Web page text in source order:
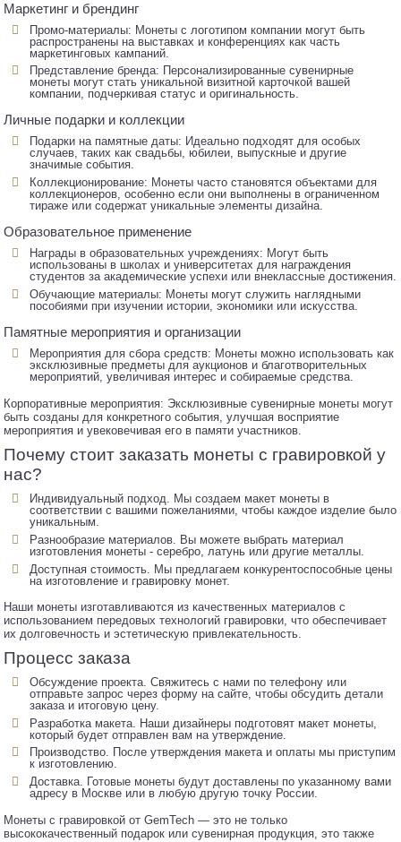
Маркетинг и брендинг
Промо-материалы: Монеты с логотипом компании могут быть
распространены на выставках и конференциях как часть
маркетинговых кампаний.
Представление бренда: Персонализированные сувенирные
монеты могут стать уникальной визитной карточкой вашей
компании, подчеркивая статус и оригинальность.
Личные подарки и коллекции
Подарки на памятные даты: Идеально подходят для особых
случаев, таких как свадьбы, юбилеи, выпускные и другие
значимые события.
Коллекционирование: Монеты часто становятся объектами для
коллекционеров, особенно если они выполнены в ограниченном
тираже или содержат уникальные элементы дизайна.
Образовательное применение
Награды в образовательных учреждениях: Могут быть
использованы в школах и университетах для награждения
студентов за академические успехи или внеклассные достижения.
Обучающие материалы: Монеты могут служить наглядными
пособиями при изучении истории, экономики или искусства.
Памятные мероприятия и организации
Мероприятия для сбора средств: Монеты можно использовать как
эксклюзивные предметы для аукционов и благотворительных
мероприятий, увеличивая интерес и собираемые средства.
Корпоративные мероприятия: Эксклюзивные сувенирные монеты могут
быть созданы для конкретного события, улучшая восприятие
мероприятия и увековечивая его в памяти участников.
Почему стоит заказать монеты с гравировкой у
нас?
Индивидуальный подход. Мы создаем макет монеты в
соответствии с вашими пожеланиями, чтобы каждое изделие было
уникальным.
Разнообразие материалов. Вы можете выбрать материал
изготовления монеты - серебро, латунь или другие металлы.
Доступная стоимость. Мы предлагаем конкурентоспособные цены
на изготовление и гравировку монет.
Наши монеты изготавливаются из качественных материалов с
использованием передовых технологий гравировки, что обеспечивает
их долговечность и эстетическую привлекательность.
Процесс заказа
Обсуждение проекта. Свяжитесь с нами по телефону или
отправьте запрос через форму на сайте, чтобы обсудить детали
заказа и итоговую цену.
Разработка макета. Наши дизайнеры подготовят макет монеты,
который будет отправлен вам на утверждение.
Производство. После утверждения макета и оплаты мы приступим
к изготовлению.
Доставка. Готовые монеты будут доставлены по указанному вами
адресу в Москве или в любую другую точку России.
Монеты с гравировкой от GemTech — это не только
высококачественный подарок или сувенирная продукция, это также